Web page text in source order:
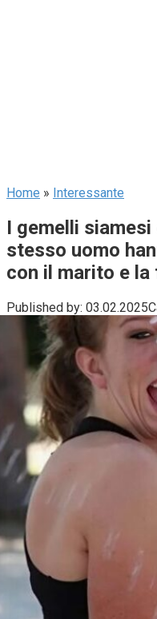
Home » Interessante
I gemelli
stesso uomo
con il marito e
Published by: 03.02.2025